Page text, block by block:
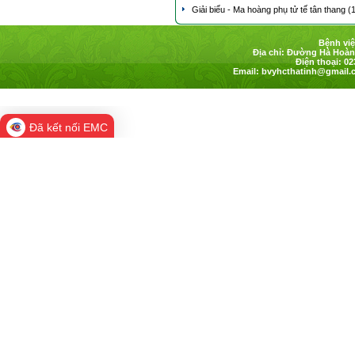
Giải biểu - Ma hoàng phụ tử tế tân thang
Bệnh
Địa chỉ: Đường Hà
Điện thoại:
Email:
Đã kết nối EMC